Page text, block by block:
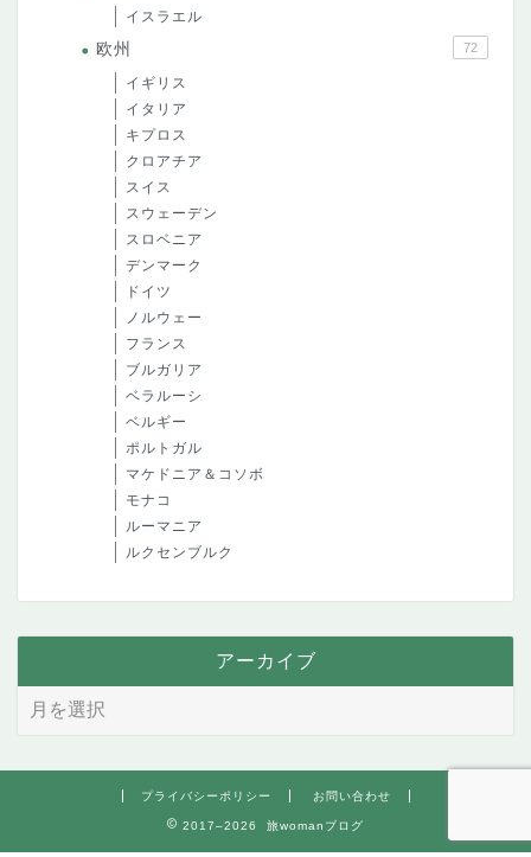
イスラエル
欧州 72
イギリス
イタリア
キプロス
クロアチア
スイス
スウェーデン
スロベニア
デンマーク
ドイツ
ノルウェー
フランス
ブルガリア
ベラルーシ
ベルギー
ポルトガル
マケドニア＆コソボ
モナコ
ルーマニア
ルクセンブルク
アーカイブ
プライバシーポリシー お問い合わせ
2017–2026 旅womanブログ